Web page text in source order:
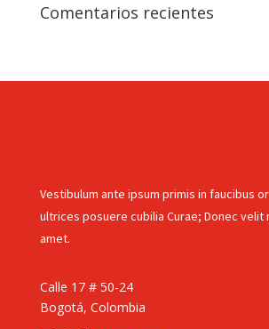
Comentarios recientes
Vestibulum ante ipsum primis in faucibus
ultrices posuere cubilia Curae; Donec
amet.
Calle 17 # 50-24
Bogotá, Colombia